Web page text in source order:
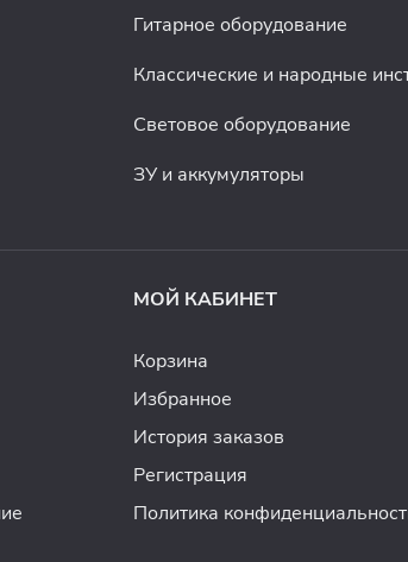
Гитарное оборудование
Классические и народные
Световое оборудование
ЗУ и аккумуляторы
МОЙ КАБИНЕТ
Корзина
Избранное
История заказов
Регистрация
Политика